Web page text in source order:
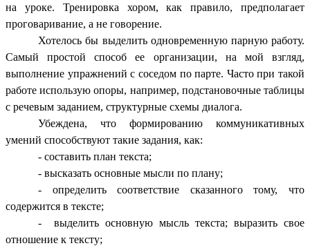
на уроке. Тренировка хором, как правило, предполагает
проговаривание, а не говорение.
Хотелось бы выделить одновременную парную работу.
Самый простой способ ее организации, на мой взгляд,
выполнение упражнений с соседом по парте. Часто при такой
работе использую опоры, например, подстановочные таблицы
с речевым заданием, структурные схемы диалога.
Убеждена, что формированию коммуникативных
умений способствуют такие задания, как:
- составить план текста;
- высказать основные мысли по плану;
- определить соответствие сказанного тому, что
содержится в тексте;
- выделить основную мысль текста; выразить свое
отношение к тексту;